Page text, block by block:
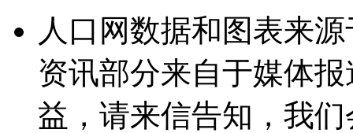
人口网数据和图表来
资讯部分来自于媒体
益，请来信告知，我